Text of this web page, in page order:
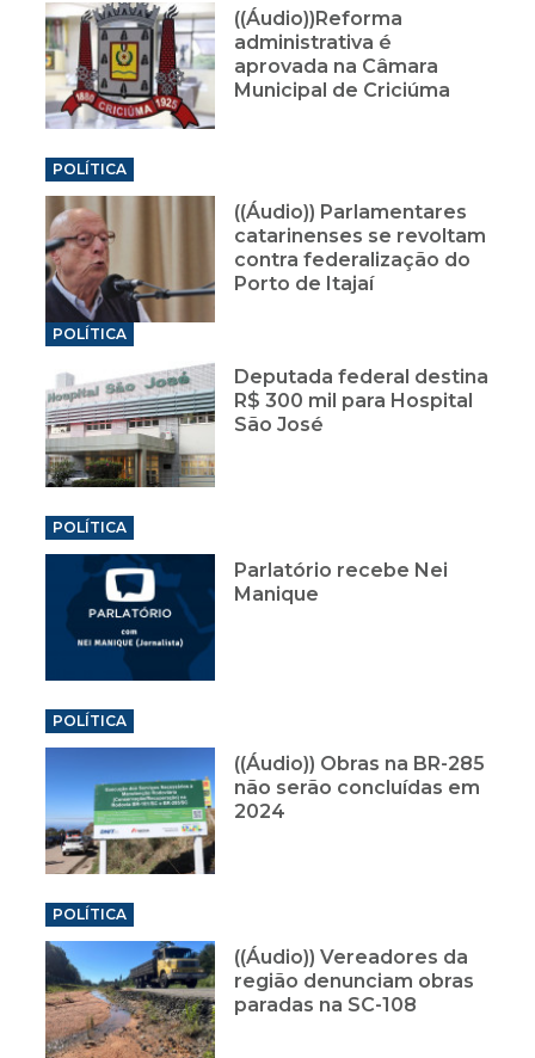
((Áudio))Reforma
administrativa é
aprovada na Câmara
Municipal de Criciúma
POLÍTICA
((Áudio)) Parlamentares
catarinenses se revoltam
contra federalização do
Porto de Itajaí
POLÍTICA
Deputada federal destina
R$ 300 mil para Hospital
São José
POLÍTICA
Parlatório recebe Nei
Manique
POLÍTICA
((Áudio)) Obras na BR-285
não serão concluídas em
2024
POLÍTICA
((Áudio)) Vereadores da
região denunciam obras
paradas na SC-108